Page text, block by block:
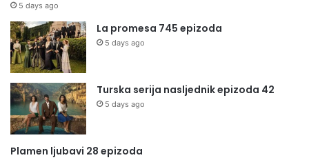
5 days ago
La promesa 745 epizoda
5 days ago
Turska serija nasljednik epizoda 42
5 days ago
Plamen ljubavi 28 epizoda